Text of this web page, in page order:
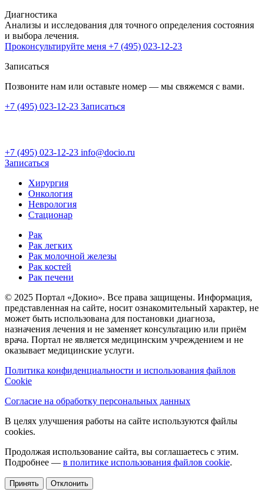
Диагностика
Анализы и исследования для точного определения состояния
и выбора лечения.
Проконсультируйте меня +7 (495) 023-12-23
Записаться
Позвоните нам или оставьте номер — мы свяжемся с вами.
+7 (495) 023-12-23 Записаться
+7 (495) 023-12-23 info@docio.ru
Записаться
Хирургия
Онкология
Неврология
Стационар
Рак
Рак легких
Рак молочной железы
Рак костей
Рак печени
© 2025 Портал «Докио». Все права защищены. Информация,
представленная на сайте, носит ознакомительный характер, не
может быть использована для постановки диагноза,
назначения лечения и не заменяет консультацию или приём
врача. Портал не является медицинским учреждением и не
оказывает медицинские услуги.
Политика конфиденциальности и использования файлов
Cookie
Согласие на обработку персональных данных
В целях улучшения работы на сайте используются файлы
cookies.
Продолжая использование сайта, вы соглашаетесь с этим.
Подробнее — в политике использования файлов cookie.
Принять Отклонить